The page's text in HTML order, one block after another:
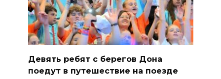
Девять ребят с берегов Дона
поедут в путешествие на поезде